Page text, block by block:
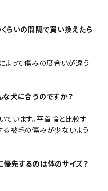
らいの間隔で買い換えたら
よって傷みの度合いが違う
犬に合うのですか？
います。平首輪と比較す
る被毛の傷みが少ないよう
先するのは体のサイズ？